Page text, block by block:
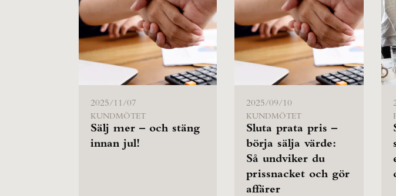
2025/11/07
KUNDMÖTET
Sälj mer – och stäng
innan jul!
2025/09/10
KUNDMÖTET
Sluta prata pris –
börja sälja värde:
Så undviker du
prissnacket och gör
affärer